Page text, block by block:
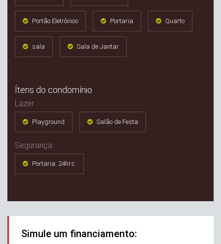
Portão Eletrônico Portaria Quarto
sala Sala de Jantar
Ítens do condomínio
Lazer
Playground Salão de Festa
Segurança
Portaria: 24hrs.
Simule um financiamento: